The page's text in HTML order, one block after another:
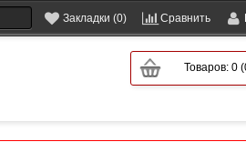
Закладки (0) Сравнить
Товаров: 0